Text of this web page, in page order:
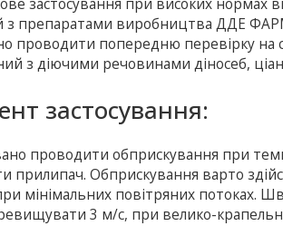
застосування при високих нормах
з препаратами виробництва ДДЕ
проводити попередню перевірку на
з діючими речовинами діносеб,
застосування:
проводити обприскування при
прилипач. Обприскування варто
мінімальних повітряних потоках.
3 м/с, при велико-